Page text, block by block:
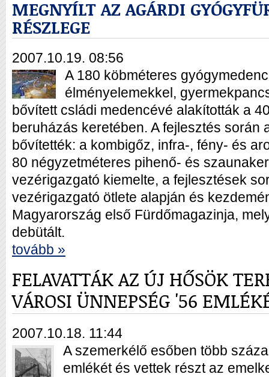
MEGNYÍLT AZ AGÁRDI
RÉSZLEGE
2007.10.19. 08:56
A 180 köbméteres
élményelemekkel,
bővített csládi medencévé alakították a
beruházás keretében. A fejlesztés során
bővítették: a kombigőz, infra-, fény- és
80 négyzetméteres pihenő- és
vezérigazgató kiemelte, a fejlesztések
vezérigazgató ötlete alapján és
Magyarország első Fürdőmagazinja,
debütált.
tovább »
FELAVATTÁK AZ ÚJ HŐSÖK
VÁROSI ÜNNEPSÉG '56
2007.10.18. 11:44
A szemerkélő esőben több
emlékét és vettek részt az